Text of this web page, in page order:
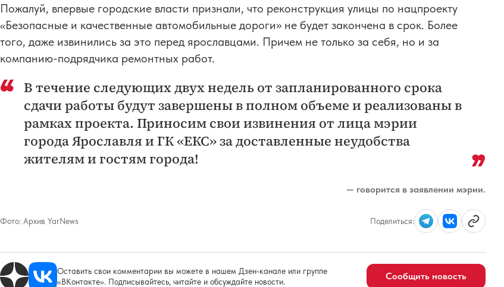
Пожалуй, впервые городские власти признали, что реконструкция улицы по нацпроекту
«Безопасные и качественные автомобильные дороги» не будет закончена в срок. Более
того, даже извинились за это перед ярославцами. Причем не только за себя, но и за
компанию-подрядчика ремонтных работ.
В течение следующих двух недель от запланированного срока
сдачи работы будут завершены в полном объеме и реализованы в
рамках проекта. Приносим свои извинения от лица мэрии
города Ярославля и ГК «ЕКС» за доставленные неудобства
жителям и гостям города!
— говорится в заявлении мэрии.
Фото: Архив YarNews Поделиться:
Оставить свои комментарии вы можете в нашем Дзен-канале или группе
«ВКонтакте». Подписывайтесь, читайте и обсуждайте новости.
Сообщить новость